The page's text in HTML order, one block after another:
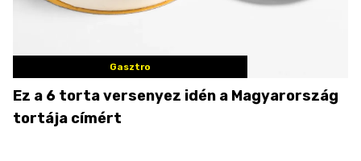
Gasztro
Ez a 6 torta versenyez idén a Magyarország
tortája címért